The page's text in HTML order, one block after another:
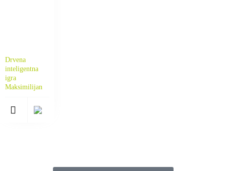
Drvena
inteligentna
igra
Maksimilijan